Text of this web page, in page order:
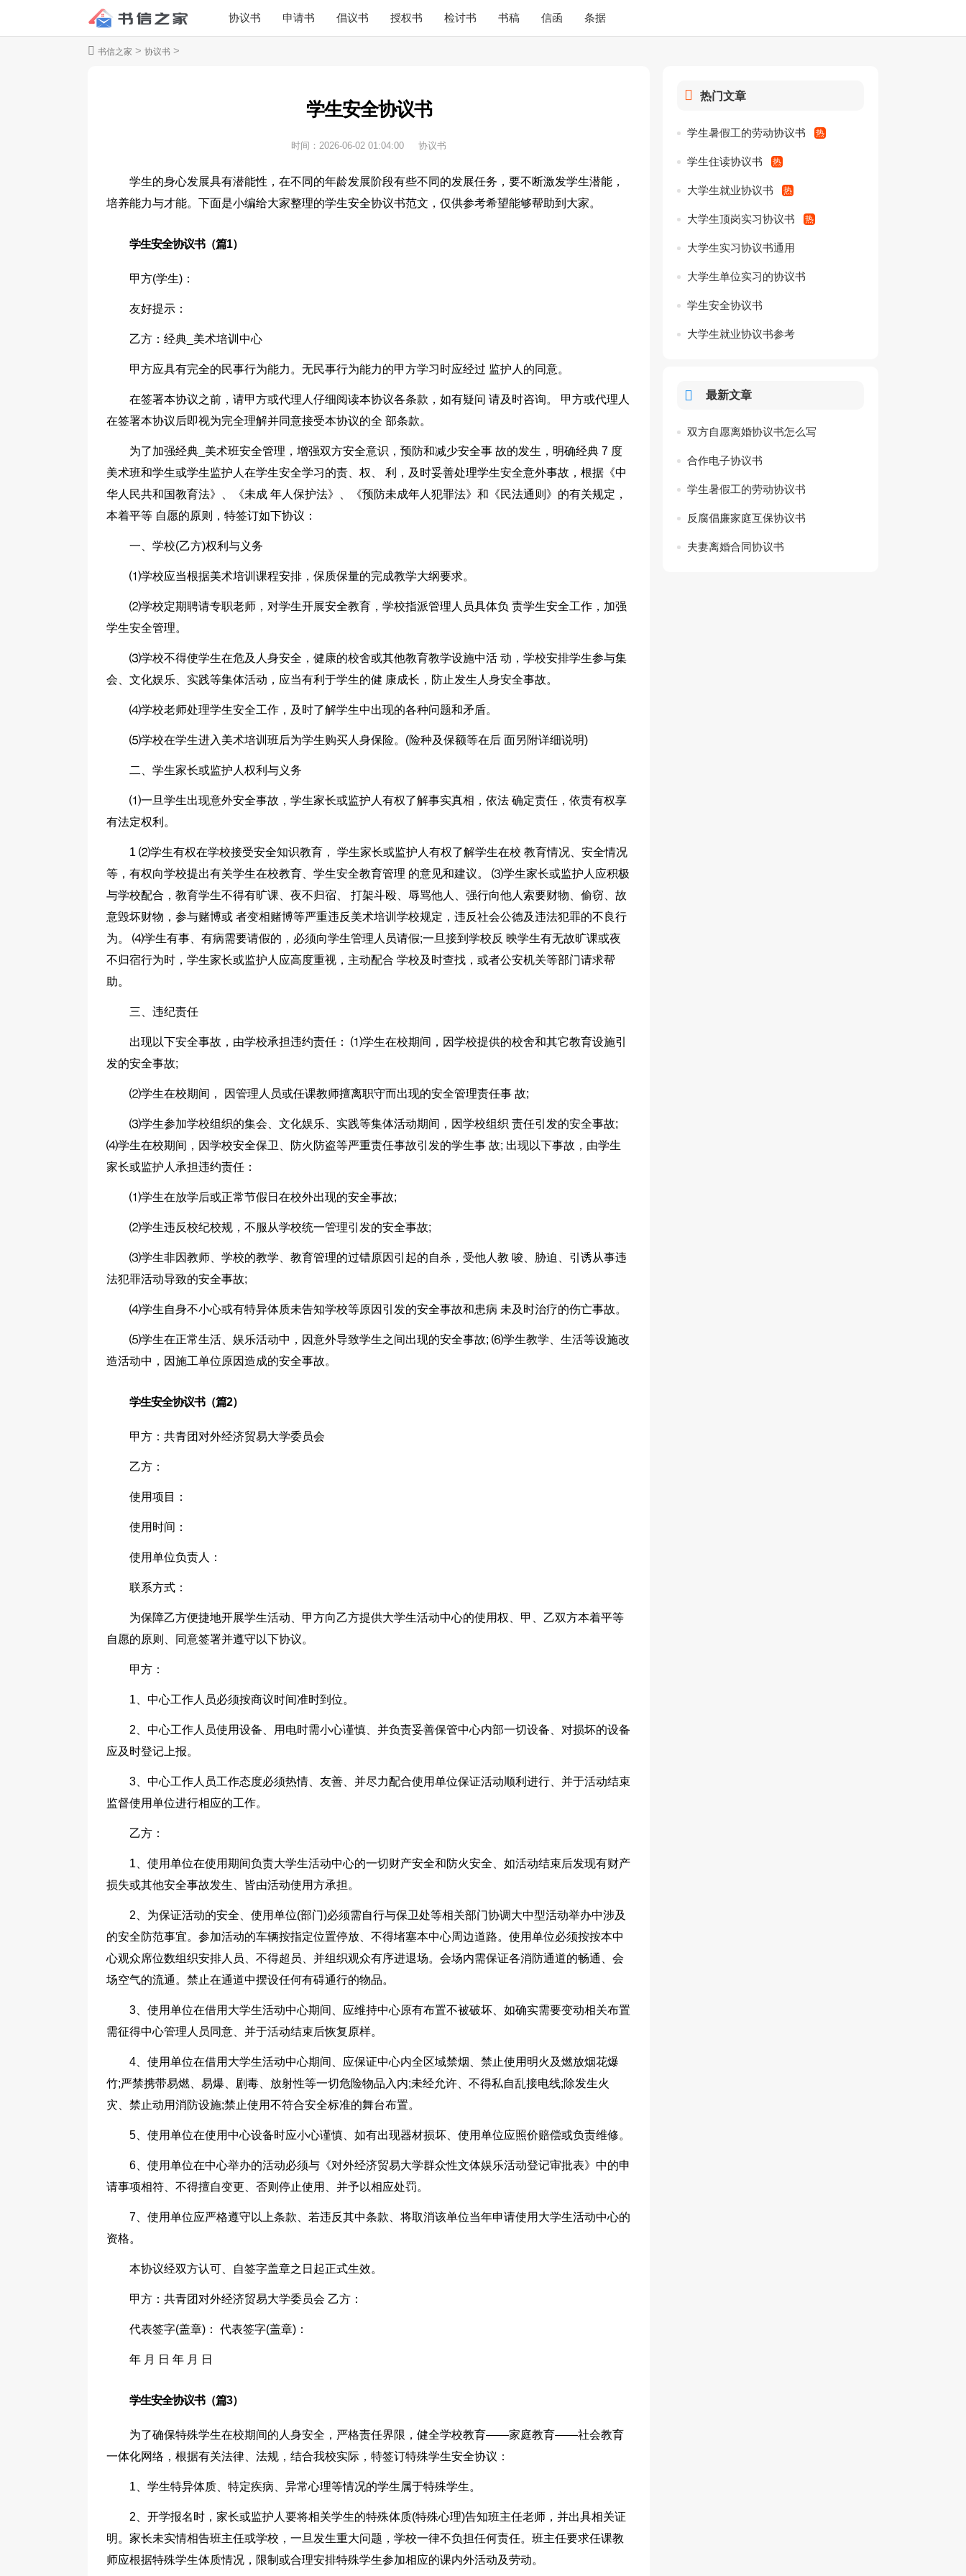
协议书 申请书 倡议书 授权书 检讨书 书稿 信函 条据
书信之家 > 协议书 >
学生安全协议书
时间： 2026-06-02 01:04:00 协议书
学生的身心发展具有潜能性，在不同的年龄发展阶段有些不同的发展任务，要不断激发学生潜能，
培养能力与才能。下面是小编给大家整理的学生安全协议书范文，仅供参考希望能够帮助到大家。
学生安全协议书（篇1）
甲方(学生)：
友好提示：
乙方：经典_美术培训中心
甲方应具有完全的民事行为能力。无民事行为能力的甲方学习时应经过 监护人的同意。
在签署本协议之前，请甲方或代理人仔细阅读本协议各条款，如有疑问 请及时咨询。 甲方或代理人
在签署本协议后即视为完全理解并同意接受本协议的全 部条款。
为了加强经典_美术班安全管理，增强双方安全意识，预防和减少安全事 故的发生，明确经典 7 度
美术班和学生或学生监护人在学生安全学习的责、权、 利，及时妥善处理学生安全意外事故，根据《中
华人民共和国教育法》、《未成 年人保护法》、《预防未成年人犯罪法》和《民法通则》的有关规定，
本着平等 自愿的原则，特签订如下协议：
一、学校(乙方)权利与义务
⑴学校应当根据美术培训课程安排，保质保量的完成教学大纲要求。
⑵学校定期聘请专职老师，对学生开展安全教育，学校指派管理人员具体负 责学生安全工作，加强
学生安全管理。
⑶学校不得使学生在危及人身安全，健康的校舍或其他教育教学设施中活 动，学校安排学生参与集
会、文化娱乐、实践等集体活动，应当有利于学生的健 康成长，防止发生人身安全事故。
⑷学校老师处理学生安全工作，及时了解学生中出现的各种问题和矛盾。
⑸学校在学生进入美术培训班后为学生购买人身保险。(险种及保额等在后 面另附详细说明)
二、学生家长或监护人权利与义务
⑴一旦学生出现意外安全事故，学生家长或监护人有权了解事实真相，依法 确定责任，依责有权享
有法定权利。
1 ⑵学生有权在学校接受安全知识教育， 学生家长或监护人有权了解学生在校 教育情况、安全情况
等，有权向学校提出有关学生在校教育、学生安全教育管理 的意见和建议。 ⑶学生家长或监护人应积极
与学校配合，教育学生不得有旷课、夜不归宿、 打架斗殴、辱骂他人、强行向他人索要财物、偷窃、故
意毁坏财物，参与赌博或 者变相赌博等严重违反美术培训学校规定，违反社会公德及违法犯罪的不良行
为。 ⑷学生有事、有病需要请假的，必须向学生管理人员请假;一旦接到学校反 映学生有无故旷课或夜
不归宿行为时，学生家长或监护人应高度重视，主动配合 学校及时查找，或者公安机关等部门请求帮
助。
三、违纪责任
出现以下安全事故，由学校承担违约责任： ⑴学生在校期间，因学校提供的校舍和其它教育设施引
发的安全事故;
⑵学生在校期间， 因管理人员或任课教师擅离职守而出现的安全管理责任事 故;
⑶学生参加学校组织的集会、文化娱乐、实践等集体活动期间，因学校组织 责任引发的安全事故;
⑷学生在校期间，因学校安全保卫、防火防盗等严重责任事故引发的学生事 故; 出现以下事故，由学生
家长或监护人承担违约责任：
⑴学生在放学后或正常节假日在校外出现的安全事故;
⑵学生违反校纪校规，不服从学校统一管理引发的安全事故;
⑶学生非因教师、学校的教学、教育管理的过错原因引起的自杀，受他人教 唆、胁迫、引诱从事违
法犯罪活动导致的安全事故;
⑷学生自身不小心或有特异体质未告知学校等原因引发的安全事故和患病 未及时治疗的伤亡事故。
⑸学生在正常生活、娱乐活动中，因意外导致学生之间出现的安全事故; ⑹学生教学、生活等设施改
造活动中，因施工单位原因造成的安全事故。
学生安全协议书（篇2）
甲方：共青团对外经济贸易大学委员会
乙方：
使用项目：
使用时间：
使用单位负责人：
联系方式：
为保障乙方便捷地开展学生活动、甲方向乙方提供大学生活动中心的使用权、甲、乙双方本着平等
自愿的原则、同意签署并遵守以下协议。
甲方：
1、中心工作人员必须按商议时间准时到位。
2、中心工作人员使用设备、用电时需小心谨慎、并负责妥善保管中心内部一切设备、对损坏的设备
应及时登记上报。
3、中心工作人员工作态度必须热情、友善、并尽力配合使用单位保证活动顺利进行、并于活动结束
监督使用单位进行相应的工作。
乙方：
1、使用单位在使用期间负责大学生活动中心的一切财产安全和防火安全、如活动结束后发现有财产
损失或其他安全事故发生、皆由活动使用方承担。
2、为保证活动的安全、使用单位(部门)必须需自行与保卫处等相关部门协调大中型活动举办中涉及
的安全防范事宜。参加活动的车辆按指定位置停放、不得堵塞本中心周边道路。使用单位必须按按本中
心观众席位数组织安排人员、不得超员、并组织观众有序进退场。会场内需保证各消防通道的畅通、会
场空气的流通。禁止在通道中摆设任何有碍通行的物品。
3、使用单位在借用大学生活动中心期间、应维持中心原有布置不被破坏、如确实需要变动相关布置
需征得中心管理人员同意、并于活动结束后恢复原样。
4、使用单位在借用大学生活动中心期间、应保证中心内全区域禁烟、禁止使用明火及燃放烟花爆
竹;严禁携带易燃、易爆、剧毒、放射性等一切危险物品入内;未经允许、不得私自乱接电线;除发生火
灾、禁止动用消防设施;禁止使用不符合安全标准的舞台布置。
5、使用单位在使用中心设备时应小心谨慎、如有出现器材损坏、使用单位应照价赔偿或负责维修。
6、使用单位在中心举办的活动必须与《对外经济贸易大学群众性文体娱乐活动登记审批表》中的申
请事项相符、不得擅自变更、否则停止使用、并予以相应处罚。
7、使用单位应严格遵守以上条款、若违反其中条款、将取消该单位当年申请使用大学生活动中心的
资格。
本协议经双方认可、自签字盖章之日起正式生效。
甲方：共青团对外经济贸易大学委员会 乙方：
代表签字(盖章)： 代表签字(盖章)：
年 月 日 年 月 日
学生安全协议书（篇3）
为了确保特殊学生在校期间的人身安全，严格责任界限，健全学校教育——家庭教育——社会教育
一体化网络，根据有关法律、法规，结合我校实际，特签订特殊学生安全协议：
1、学生特异体质、特定疾病、异常心理等情况的学生属于特殊学生。
2、开学报名时，家长或监护人要将相关学生的特殊体质(特殊心理)告知班主任老师，并出具相关证
明。家长未实情相告班主任或学校，一旦发生重大问题，学校一律不负担任何责任。班主任要求任课教
师应根据特殊学生体质情况，限制或合理安排特殊学生参加相应的课内外活动及劳动。
热门文章
学生暑假工的劳动协议书
学生住读协议书
大学生就业协议书
大学生顶岗实习协议书
大学生实习协议书通用
大学生单位实习的协议书
学生安全协议书
大学生就业协议书参考
最新文章
双方自愿离婚协议书怎么写
合作电子协议书
学生暑假工的劳动协议书
反腐倡廉家庭互保协议书
夫妻离婚合同协议书